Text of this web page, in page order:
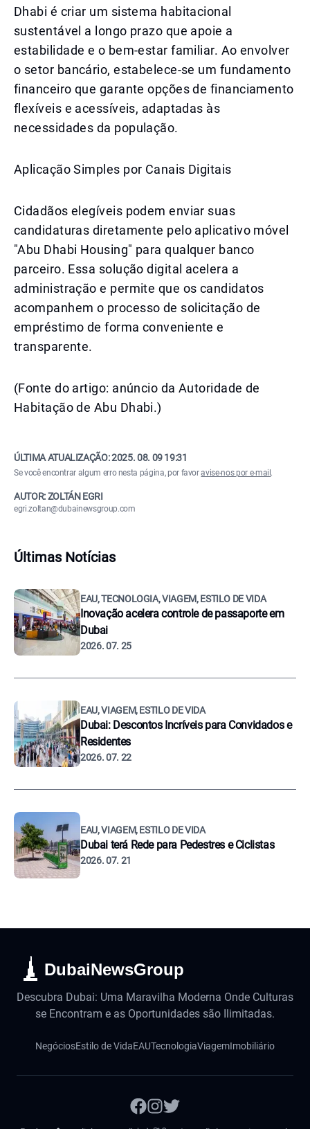
Dhabi é criar um sistema habitacional
sustentável a longo prazo que apoie a
estabilidade e o bem-estar familiar. Ao envolver
o setor bancário, estabelece-se um fundamento
financeiro que garante opções de financiamento
flexíveis e acessíveis, adaptadas às
necessidades da população.
Aplicação Simples por Canais Digitais
Cidadãos elegíveis podem enviar suas
candidaturas diretamente pelo aplicativo móvel
"Abu Dhabi Housing" para qualquer banco
parceiro. Essa solução digital acelera a
administração e permite que os candidatos
acompanhem o processo de solicitação de
empréstimo de forma conveniente e
transparente.
(Fonte do artigo: anúncio da Autoridade de
Habitação de Abu Dhabi.)
ÚLTIMA ATUALIZAÇÃO:2025. 08. 09 19:31
Se você encontrar algum erro nesta página, por favoravise-nos por e-mail .
AUTOR: ZOLTÁN EGRI
egri.zoltan@dubainewsgroup.com
Últimas Notícias
EAU, TECNOLOGIA, VIAGEM, ESTILO DE VIDA
Inovação acelera controle de passaporte em
Dubai
2026. 07. 25
EAU, VIAGEM, ESTILO DE VIDA
Dubai: Descontos Incríveis para Convidados e
Residentes
2026. 07. 22
EAU, VIAGEM, ESTILO DE VIDA
Dubai terá Rede para Pedestres e Ciclistas
2026. 07. 21
DubaiNewsGroup
Descubra Dubai: Uma Maravilha Moderna Onde Culturas
se Encontram e as Oportunidades são Ilimitadas.
NegóciosEstilo de VidaEAUTecnologiaViagemImobiliário